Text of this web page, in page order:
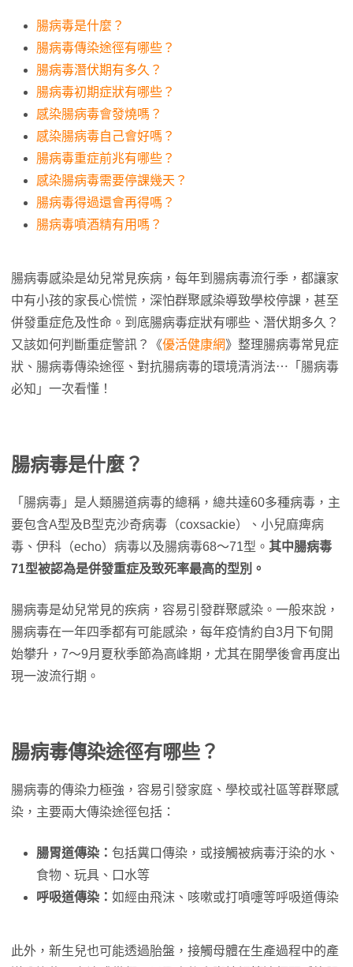
腸病毒是什麼？
腸病毒傳染途徑有哪些？
腸病毒潛伏期有多久？
腸病毒初期症狀有哪些？
感染腸病毒會發燒嗎？
感染腸病毒自己會好嗎？
腸病毒重症前兆有哪些？
感染腸病毒需要停課幾天？
腸病毒得過還會再得嗎？
腸病毒噴酒精有用嗎？
腸病毒感染是幼兒常見疾病，每年到腸病毒流行季，都讓家
中有小孩的家長心慌慌，深怕群聚感染導致學校停課，甚至
併發重症危及性命。到底腸病毒症狀有哪些、潛伏期多久？
又該如何判斷重症警訊？《優活健康網》整理腸病毒常見症
狀、腸病毒傳染途徑、對抗腸病毒的環境清消法⋯「腸病毒
必知」一次看懂！
腸病毒是什麼？
「腸病毒」是人類腸道病毒的總稱，總共達60多種病毒，主
要包含A型及B型克沙奇病毒（coxsackie）、小兒麻痺病
毒、伊科（echo）病毒以及腸病毒68～71型。 其中腸病毒
71型被認為是併發重症及致死率最高的型別。
腸病毒是幼兒常見的疾病，容易引發群聚感染。一般來說，
腸病毒在一年四季都有可能感染，每年疫情約自3月下旬開
始攀升，7～9月夏秋季節為高峰期，尤其在開學後會再度出
現一波流行期。
腸病毒傳染途徑有哪些？
腸病毒的傳染力極強，容易引發家庭、學校或社區等群聚感
染，主要兩大傳染途徑包括：
腸胃道傳染： 包括糞口傳染，或接觸被病毒汙染的水、
食物、玩具、口水等
呼吸道傳染： 如經由飛沫、咳嗽或打噴嚏等呼吸道傳染
此外，新生兒也可能透過胎盤，接觸母體在生產過程中的產